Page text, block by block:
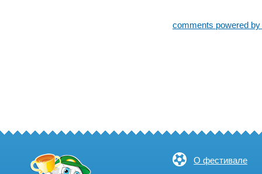
comments powered
О фестивале